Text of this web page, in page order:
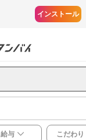
インストール
給与 こだわり